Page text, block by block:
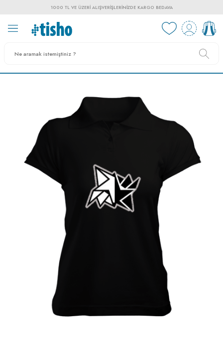
1000 TL VE ÜZERI ALIŞVERIŞLERINIZDE KARGO BEDAVA